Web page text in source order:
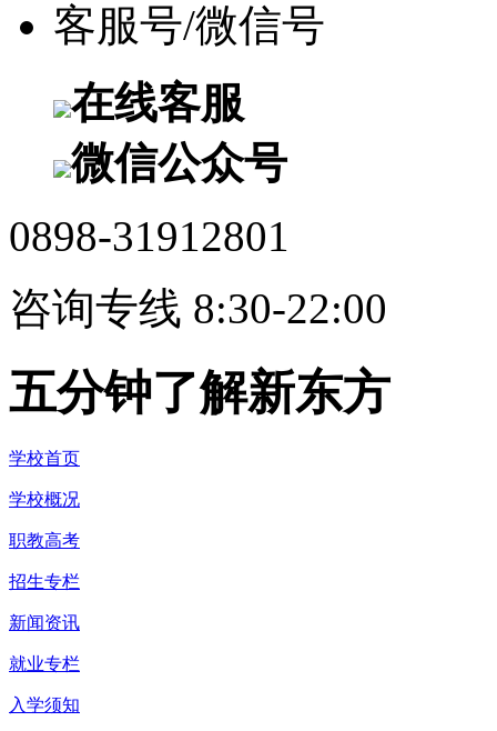
客服号/微信号
在线客服
微信公众号
0898-31912801
咨询专线 8:30-22:00
五分钟了解新东方
学校首页
学校概况
职教高考
招生专栏
新闻资讯
就业专栏
入学须知